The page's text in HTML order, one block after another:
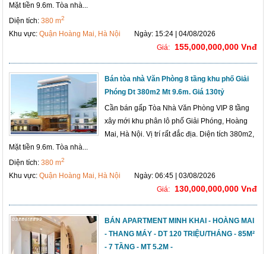
Mặt tiền 9.6m. Tòa nhà...
Diện tích:380 m2
Khu vực:Quận Hoàng Mai, Hà Nội
Ngày: 15:24 | 04/08/2026
Giá:
155,000,000,000 Vnđ
Bán tòa nhà Văn Phòng 8 tầng khu phố Giải
Phóng Dt 380m2 Mt 9.6m. Giá 130tỷ
Cần bán gấp Tòa Nhà Văn Phòng VIP 8 tầng
xây mới khu phân lô phố Giải Phóng, Hoàng
Mai, Hà Nội. Vị trí rất đắc địa. Diện tích 380m2,
Mặt tiền 9.6m. Tòa nhà...
Diện tích:380 m2
Khu vực:Quận Hoàng Mai, Hà Nội
Ngày: 06:45 | 03/08/2026
Giá:
130,000,000,000 Vnđ
BÁN APARTMENT MINH KHAI - HOÀNG MAI
- THANG MÁY - DT 120 TRIỆU/THÁNG - 85M²
- 7 TẦNG - MT 5.2M -